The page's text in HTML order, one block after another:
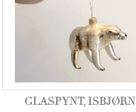
GLASPYNT, ISBJØRN